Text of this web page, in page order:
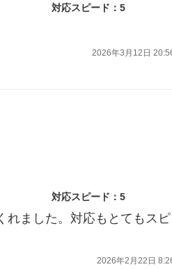
対応スピード：5
2026年3月12日
対応スピード：5
れました。対応もとてもスピ
2026年2月22日